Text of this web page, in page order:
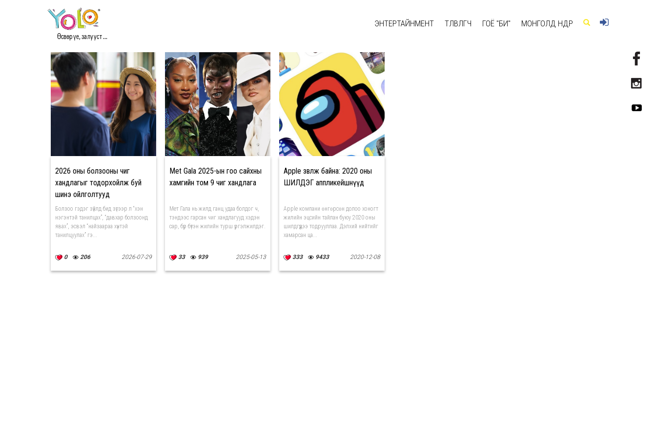
Өсвөр үе, залууст ...
ЭНТЕРТАЙНМЕНТ ТӨЛӨВЛӨГЧ ГОЁ "БИ" МОНГОЛД ӨНӨӨДӨР
#ЧИГ ХАНДЛАГА МЭДЭЭ
2026 оны болзооны чиг
хандлагыг тодорхойлж буй
шинэ ойлголтууд
Болзоо гэдэг зүйлд бид зүгээр л “хэн
нэгэнтэй танилцах”, “давхар болзоонд
явах”, эсвэл “найзаараа хүнтэй
танилцуулах” гэ...
0 206 2026-07-29
Met Gala 2025-ын гоо сайхны
хамгийн том 9 чиг хандлага
Мет Гала нь жилд ганц удаа болдог ч,
тэндээс гарсан чиг хандлагууд хэдэн
сар, бүр бүтэн жилийн турш үргэлжилдэг.
33 939 2025-05-13
Apple зөвлөж байна: 2020 оны
ШИЛДЭГ аппликейшнүүд
Аpple компани өнгөрсөн долоо хоногт
жилийн эцсийн тайлан буюу 2020 оны
шилдгүүдээ тодрууллаа. Дэлхий нийтийг
хамарсан ца...
333 9433 2020-12-08